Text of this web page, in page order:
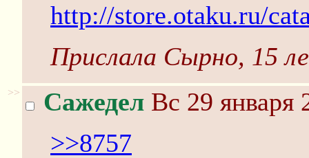
http://store.otaku.ru/
Прислала Сырно, 15
>> Сажедел Вс 29 января
>>8757